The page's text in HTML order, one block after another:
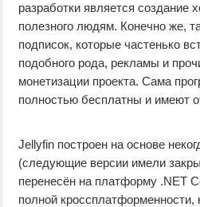
разработки является создание
полезного людям. Конечно же,
подписок, которые частенько
подобного рода, рекламы и
монетизации проекта. Сама
полностью бесплатны и имеют
Jellyfin построен на основе
(следующие версии имели
перенесён на платформу .NET
полной кроссплатформенности,